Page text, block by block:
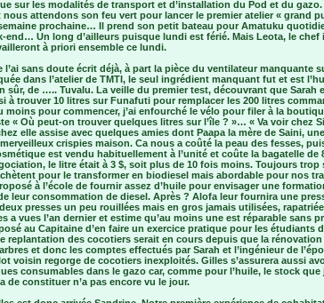
sur les modalités de transport et d’installation du Pod et du
nous attendons son feu vert pour lancer le premier atelier « grand
prochaine… Il prend son petit bateau pour Amatuku
end… Un long d’ailleurs puisque lundi est férié. Mais Leota, le chef
à priori ensemble ce lundi.
l’ai sans doute écrit déjà, à part la pièce du ventilateur manquante
dans l’atelier de TMTI, le seul ingrédient manquant fut et est
sûr, de ….. Tuvalu. La veille du premier test, découvrant que Sarah
à trouver 10 litres sur Funafuti pour remplacer les 200 litres
moins pour commencer, j’ai enfourché le vélo pour filer à la
« Où peut-on trouver quelques litres sur l’île ? »… « Va voir chez
elle assise avec quelques amies dont Paapa la mère de Saini,
crispies maison. Ca nous a coûté la peau des fesses,
est vendu habituellement à l’unité et coûte la bagatelle de
le litre était à 3 $, soit plus de 10 fois moins. Toujours trop
pour le transformer en biodiesel mais abordable pour nos
à l’école de fournir assez d’huile pour envisager une
leur consommation de diesel. Après ? Alofa leur fournira une
presses un peu rouillées mais en gros jamais utilisées,
a vues l’an dernier et estime qu’au moins une est réparable sans
au Capitaine d’en faire un exercice pratique pour les étudiants
replantation des cocotiers serait en cours depuis que la rénovation
et donc les comptes effectués par Sarah et l’ingénieur de
voisin regorge de cocotiers inexploités. Gilles s’assurera aussi
consumables dans le gazo car, comme pour l’huile, le stock que
de constituer n’a pas encore vu le jour.